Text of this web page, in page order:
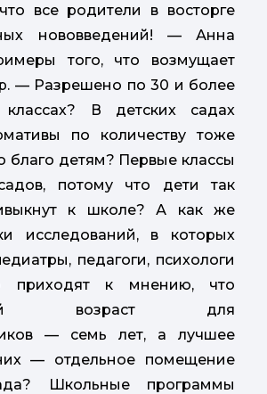
все родители в восторге
нововведений! — Анна
того, что возмущает
— Разрешено по 30 и более
В детских садах
по количеству тоже
благо детям? Первые классы
потому что дети так
к школе? А как же
исследований, в которых
педагоги, психологи
приходят к мнению, что
возраст для
— семь лет, а лучшее
— отдельное помещение
Школьные программы